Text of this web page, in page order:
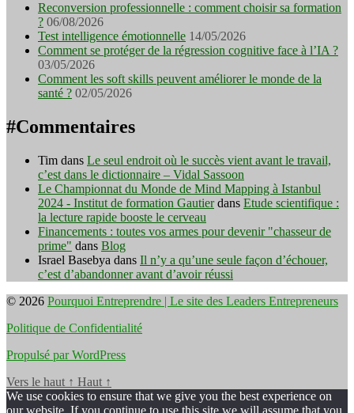
Reconversion professionnelle : comment choisir sa formation
? 06/08/2026
Test intelligence émotionnelle 14/05/2026
Comment se protéger de la régression cognitive face à l’IA ?
03/05/2026
Comment les soft skills peuvent améliorer le monde de la
santé ? 02/05/2026
#Commentaires
Tim dans Le seul endroit où le succès vient avant le travail,
c’est dans le dictionnaire – Vidal Sassoon
Le Championnat du Monde de Mind Mapping à Istanbul
2024 - Institut de formation Gautierdans Etude scientifique :
la lecture rapide booste le cerveau
Financements : toutes vos armes pour devenir "chasseur de
prime" dans Blog
Israel Basebya dans Il n’y a qu’une seule façon d’échouer,
c’est d’abandonner avant d’avoir réussi
© 2026 Pourquoi Entreprendre | Le site des Leaders Entrepreneurs
Politique de Confidentialité
Propulsé par WordPress
Vers le haut ↑ Haut ↑
We use cookies to ensure that we give you the best experience on
our website. If you continue to use this site we will assume that you